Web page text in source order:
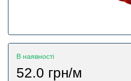
В наявності
52.0 грн/м